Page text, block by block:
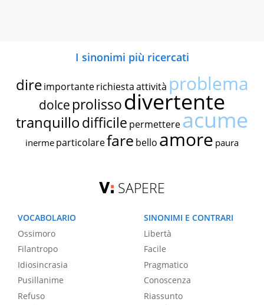
I sinonimi più ricercati
dire importante richiestaattività problema
dolce prolissodivertente
tranquillodifficile permettereacume
inerme particolarefare bello amore paura
SAPERE
VOCABOLARIO
Ossimoro
Filantropo
Idiosincrasia
Pusillanime
Refuso
SINONIMI E CONTRARI
Libertà
Facile
Pragmatico
Conoscenza
Riassunto